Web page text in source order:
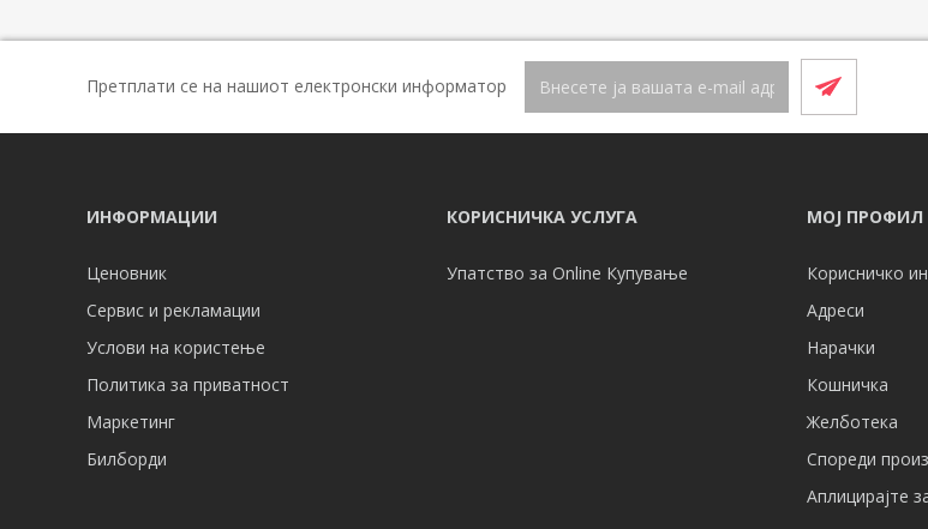
Претплати се на нашиот електронски информатор
ИНФОРМАЦИИ
Ценовник
Сервис и рекламации
Услови на користење
Политика за приватност
Маркетинг
Билборди
КОРИСНИЧКА УСЛУГА
Упатство за Online Купување
МОЈ ПРОФИЛ
Корисничко
Адреси
Нарачки
Кошничка
Желботека
Спореди
Аплицирајте